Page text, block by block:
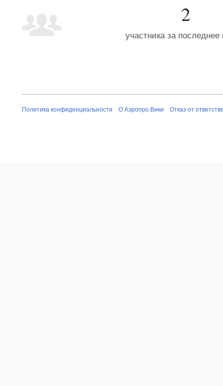
2
участника за
Политика конфиденциальности О Аэропро.Вики Отказ от